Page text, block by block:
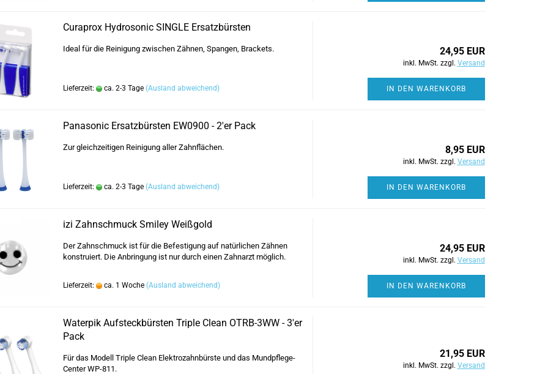
Curaprox Hydrosonic SINGLE Ersatzbürsten
Ideal für die Reinigung zwischen Zähnen, Spangen, Brackets.
Lieferzeit: ca. 2-3 Tage (Ausland abweichend)
24,95 EUR
inkl. MwSt. zzgl. Versand
IN DEN WARENKORB
Panasonic Ersatzbürsten EW0900 - 2'er Pack
Zur gleichzeitigen Reinigung aller Zahnflächen.
Lieferzeit: ca. 2-3 Tage (Ausland abweichend)
8,95 EUR
inkl. MwSt. zzgl. Versand
IN DEN WARENKORB
izi Zahnschmuck Smiley Weißgold
Der Zahnschmuck ist für die Befestigung auf natürlichen Zähnen
konstruiert. Die Anbringung ist nur durch einen Zahnarzt möglich.
Lieferzeit: ca. 1 Woche (Ausland abweichend)
24,95 EUR
inkl. MwSt. zzgl. Versand
IN DEN WARENKORB
Waterpik Aufsteckbürsten Triple Clean OTRB-3WW - 3'er
Pack
Für das Modell Triple Clean Elektrozahnbürste und das Mundpflege-
Center WP-811.
21,95 EUR
inkl. MwSt. zzgl. Versand